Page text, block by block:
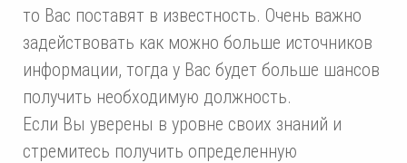
то Вас поставят в известность. Очень важно
задействовать как можно больше источников
информации, тогда у Вас будет больше шансов
получить необходимую должность.
Если Вы уверены в уровне своих знаний и
стремитесь получить определенную